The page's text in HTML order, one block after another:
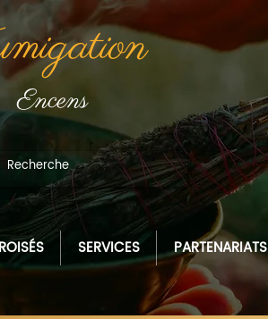
SERVICES PARTENARIATS
Encens